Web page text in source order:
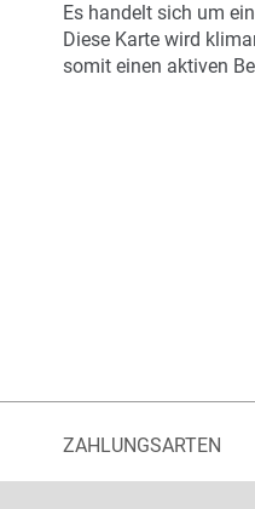
Es handelt sich um
Diese Karte wird
somit einen aktiven
ZAHLUNGSARTEN